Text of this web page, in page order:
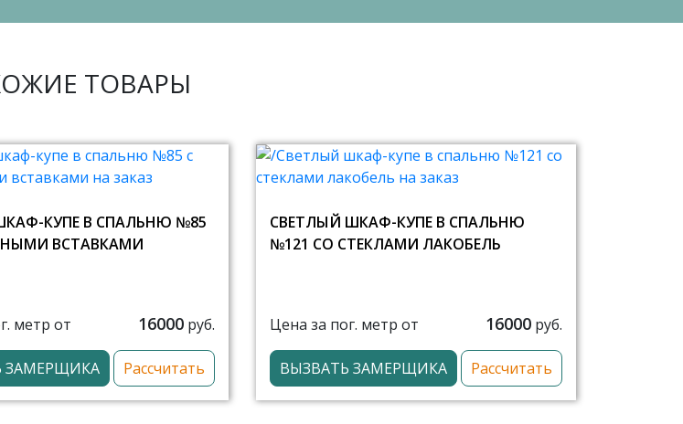
ТОВАРЫ
КУПЕ В СПАЛЬНЮ №85
ВСТАВКАМИ
метр от 16000 руб.
ЗАМЕРЩИКА Рассчитать
СВЕТЛЫЙ ШКАФ-КУПЕ В СПАЛЬНЮ
№121 СО СТЕКЛАМИ ЛАКОБЕЛЬ
Цена за пог. метр от 16000 руб.
ВЫЗВАТЬ ЗАМЕРЩИКА Рассчитать